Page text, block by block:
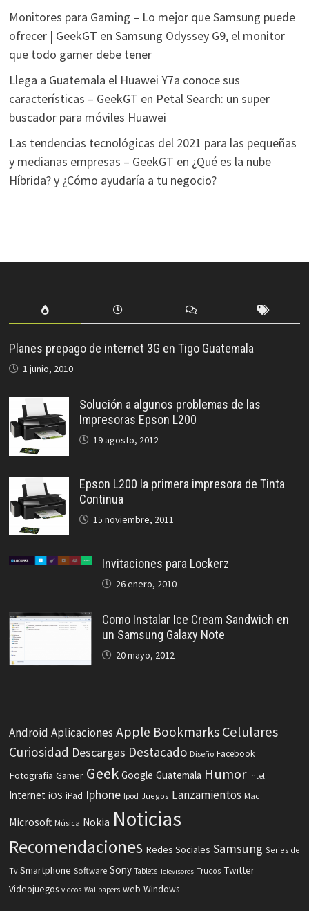
Monitores para Gaming – Lo mejor que Samsung puede
ofrecer | GeekGT en Samsung Odyssey G9, el monitor
que todo gamer debe tener
Llega a Guatemala el Huawei Y7a conoce sus
características – GeekGT en Petal Search: un super
buscador para móviles Huawei
Las tendencias tecnológicas del 2021 para las pequeñas
y medianas empresas – GeekGT en ¿Qué es la nube
Híbrida? y ¿Cómo ayudaría a tu negocio?
Planes prepago de internet 3G en Tigo Guatemala
1 junio, 2010
Solución a algunos problemas de las
Impresoras Epson L200
19 agosto, 2012
Epson L200 la primera impresora de Tinta
Continua
15 noviembre, 2011
Invitaciones para Lockerz
26 enero, 2010
Como Instalar Ice Cream Sandwich en
un Samsung Galaxy Note
20 mayo, 2012
Android Aplicaciones Apple Bookmarks Celulares
Curiosidad Descargas Destacado Diseño Facebook
Fotografia Gamer Geek Google Guatemala Humor Intel
Internet iOS iPad Iphone Ipod Juegos Lanzamientos Mac
Microsoft Música Nokia Noticias
Recomendaciones Redes Sociales Samsung Series de
Tv Smartphone Software Sony Tablets Televisores Trucos Twitter
Videojuegos videos Wallpapers web Windows